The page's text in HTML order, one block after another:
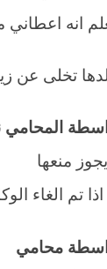
انه
تخلى عن
المحامي
يجوز منعها
اذا تم الغاء
محامي